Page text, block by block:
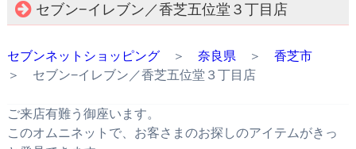
セブン−イレブン／香芝五位堂３丁目店
セブンネットショッピング＞ 奈良県 ＞ 香芝市
＞ セブン−イレブン／香芝五位堂３丁目店
ご来店有難う御座います。
このオムニネットで、お客さまのお探しのアイテムがきっ